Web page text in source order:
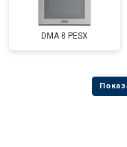
DMA 8 PESX